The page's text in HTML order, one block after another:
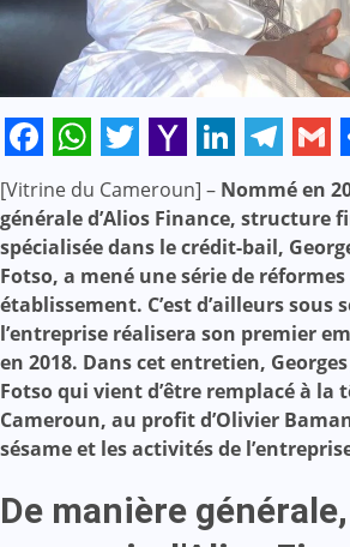
Facebook
WhatsApp
Twitter
Yahoo
Mail
LinkedIn
[Vitrine du Cameroun] – Nommé en
générale d’Alios Finance, structure
spécialisée dans le crédit-bail,
Fotso, a mené une série de
établissement. C’est d’ailleurs sous
l’entreprise réalisera son premier
en 2018. Dans cet entretien,
Fotso qui vient d’être remplacé à la
Cameroun, au profit d’Olivier
sésame et les activités de
De manière